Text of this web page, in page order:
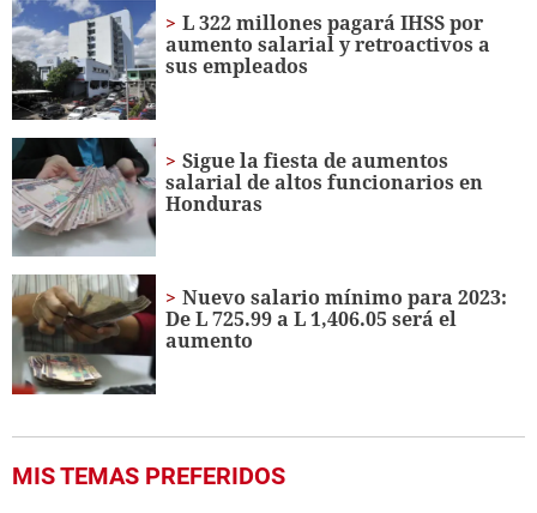
seconds
L 322 millones pagará IHSS por
aumento salarial y retroactivos a
sus empleados
Sigue la fiesta de aumentos
salarial de altos funcionarios en
Honduras
Nuevo salario mínimo para 2023:
De L 725.99 a L 1,406.05 será el
aumento
MIS TEMAS PREFERIDOS